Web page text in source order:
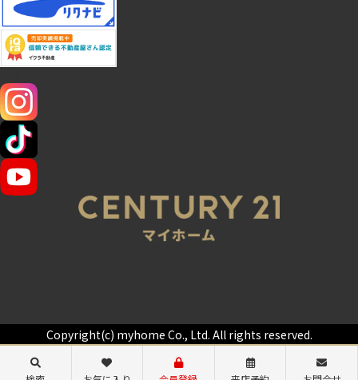
Copyright(c) myhome Co., Ltd. All rights reserved.